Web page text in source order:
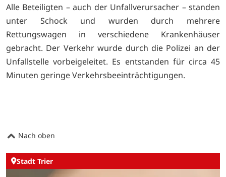
Alle Beteiligten – auch der Unfallverursacher – standen
unter Schock und wurden durch mehrere
Rettungswagen in verschiedene Krankenhäuser
gebracht. Der Verkehr wurde durch die Polizei an der
Unfallstelle vorbeigeleitet. Es entstanden für circa 45
Minuten geringe Verkehrsbeeinträchtigungen.
Nach oben
Stadt Trier